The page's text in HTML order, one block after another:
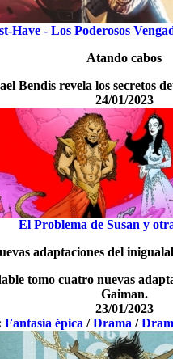
Have - Los Poderosos
Atando cabos
Bendis revela los secretos
24/01/2023
El Problema de Susan y
adaptaciones del
tomo cuatro nuevas
Gaiman.
23/01/2023
Fantasía épica /Drama /